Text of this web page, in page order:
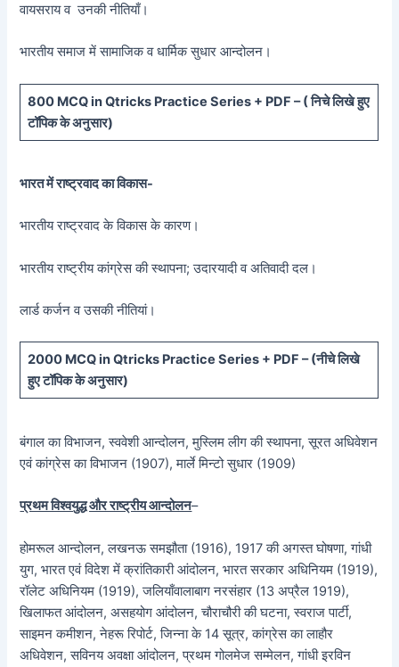
वायसराय व उनकी नीतियाँ।
भारतीय समाज में सामाजिक व धार्मिक सुधार आन्दोलन।
800 MCQ in Qtricks Practice Series + PDF – (निचे लिखे हुए
टॉपिक के अनुसार)
भारत में राष्ट्रवाद का विकास-
भारतीय राष्ट्रवाद के विकास के कारण।
भारतीय राष्ट्रीय कांग्रेस की स्थापना; उदारयादी व अतिवादी दल।
लार्ड कर्जन व उसकी नीतियां।
2000 MCQ in Qtricks Practice Series + PDF – (नीचेलिखे
हुए टॉपिक के अनुसार)
बंगाल का विभाजन, स्ववेशी आन्दोलन, मुस्लिम लीग की स्थापना, सूरत अधिवेशन
एवं कांग्रेस का विभाजन (1907), मार्ले मिन्टो सुधार (1909)
प्रथम विश्वयुद्ध और राष्ट्रीय आन्दोलन–
होमरूल आन्दोलन, लखनऊ समझौता (1916), 1917 की अगस्त घोषणा, गांधी
युग, भारत एवं विदेश में क्रांतिकारी आंदोलन, भारत सरकार अधिनियम (1919),
रॉलेट अधिनियम (1919), जलियाँवालाबाग नरसंहार (13 अप्रैल 1919),
खिलाफत आंदोलन, असहयोग आंदोलन, चौराचौरी की घटना, स्वराज पार्टी,
साइमन कमीशन, नेहरू रिपोर्ट, जिन्ना के 14 सूत्र, कांग्रेस का लाहौर
अधिवेशन, सविनय अवक्षा आंदोलन, प्रथम गोलमेज सम्मेलन, गांधी इरविन